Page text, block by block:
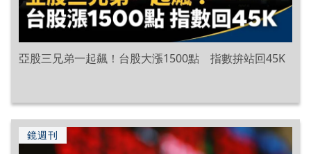
亞股三兄弟一起飆！台股大漲1500點 指數拚站回45K
鏡週刊